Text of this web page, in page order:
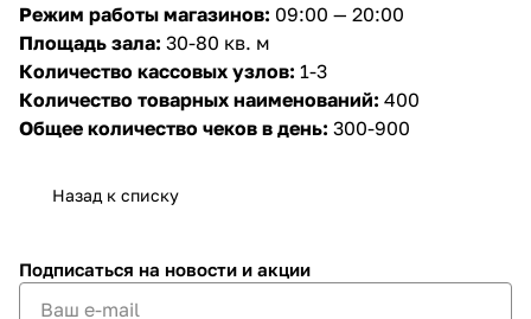
Режим работы магазинов: 09:00 — 20:00
Площадь зала: 30-80 кв. м
Количество кассовых узлов: 1-3
Количество товарных наименований: 400
Общее количество чеков в день: 300-900
Назад к списку
Подписаться на новости и акции